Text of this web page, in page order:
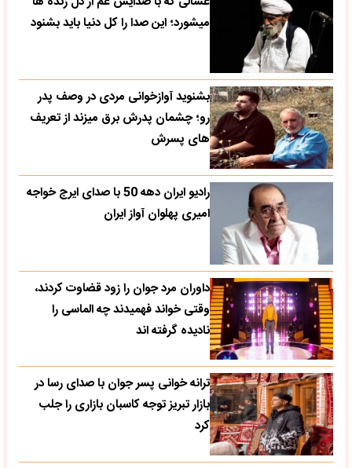
میشورد؛ این صدا را کل دنیا باید بشنود
بشنوید آوازخوانی مردی در وصف پدر
رو؛ چشمان پدرش برق میزند از تعریف
های پسرش
رادیو ایران دهه 50 با صدای ایرج خواجه
امیری پهلوان آواز ایران
داوران مرد جوان را زود قضاوت کردند،
وقتی خواند فهمیدند چه الماسی را
نادیده گرفته اند
ترانه خوانی پسر جوان با صدای رسا در
بازار تبریز توجه کاسبان بازاری را جلب
کرد